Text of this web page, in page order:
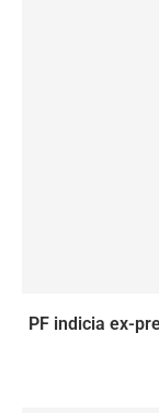
PF indicia ex-